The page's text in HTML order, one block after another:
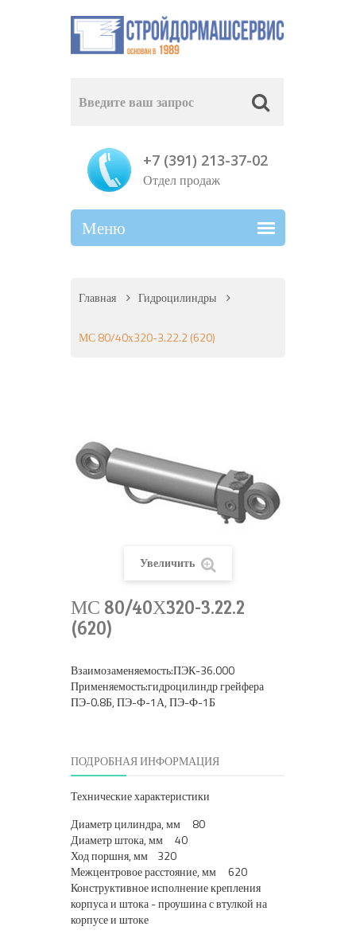
+7 (391) 213-37-02
Отдел продаж
Главная Гидроцилиндры
МС 80/40х320-3.22.2 (620)
Увеличить
МС 80/40Х320-3.22.2
(620)
Применяемость:гидроцилиндр грейфера
ПЭ-0.8Б, ПЭ-Ф-1А, ПЭ-Ф-1Б
ПОДРОБНАЯ ИНФОРМАЦИЯ
Технические характеристики
Диаметр цилиндра, мм 80
Диаметр штока, мм 40
Ход поршня, мм 320
Межцентровое расстояние, мм 620
Конструктивное исполнение крепления
корпуса и штока - проушина с втулкой на
корпусе и штоке